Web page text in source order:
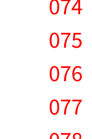
074
075
076
077